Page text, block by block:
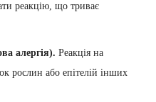
реакцію, що триває
алергія). Реакція на
рослин або епітелій інших